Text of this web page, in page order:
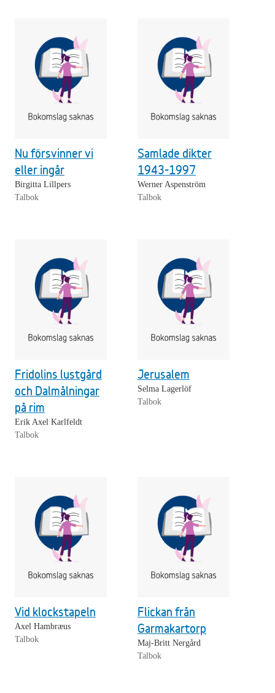
Nu försvinner vi
eller ingår
Birgitta Lillpers
Talbok
Samlade dikter
1943-1997
Werner Aspenström
Talbok
Fridolins lustgård
och Dalmålningar
på rim
Erik Axel Karlfeldt
Talbok
Jerusalem
Selma Lagerlöf
Talbok
Vid klockstapeln
Axel Hambræus
Talbok
Flickan från
Garmakartorp
Maj-Britt Nergård
Talbok